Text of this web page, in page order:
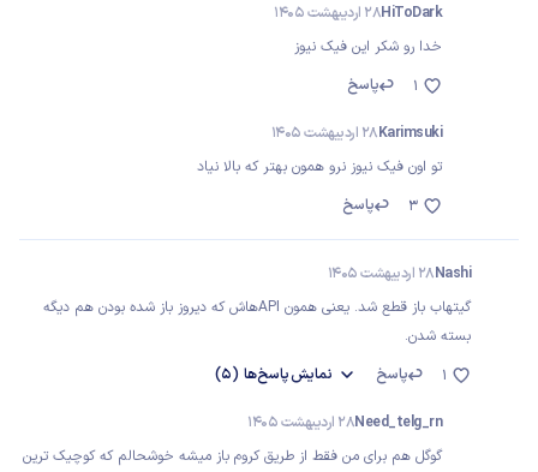
HiToDark28 اردیبهشت 1405
خدا رو شکر این فیک نیوز
پاسخ
1
Karimsuki28 اردیبهشت 1405
تو اون فیک نیوز نرو همون بهتر که بالا نیاد
پاسخ
3
Nashi28 اردیبهشت 1405
گیتهاب باز قطع شد. یعنی همون APIهاش که دیروز باز شده بودن هم دیگه
بسته شدن.
پاسخ
نمایشپاسخ‌ها (5) 1
Need_telg_rn28 اردیبهشت 1405
گوگل هم برای من فقط از طریق کروم باز میشه خوشحالم که کوچیک ترین